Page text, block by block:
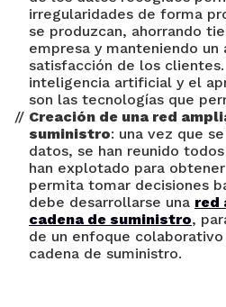
irregularidades de forma
se produzcan, ahorrando
empresa y manteniendo
satisfacción de los
inteligencia artificial y el
son las tecnologías que
Creación de una red
suministro: una vez que
datos, se han reunido
han explotado para
permita tomar decisiones
debe desarrollarse una red
cadena de suministro,
de un enfoque
cadena de suministro.